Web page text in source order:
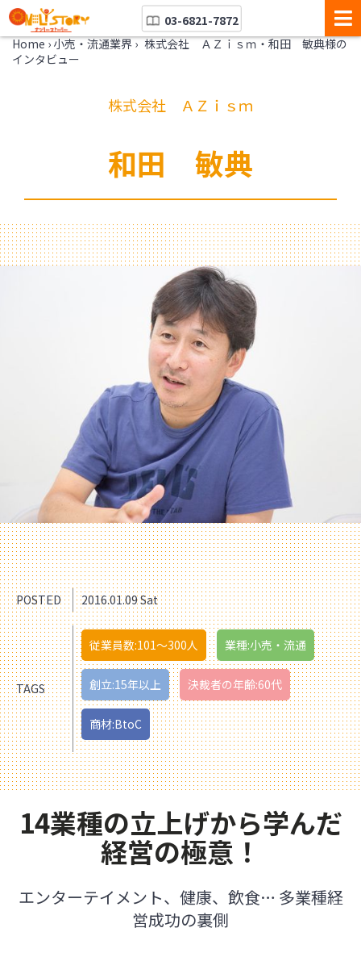
03-6821-7872
Home › 小売・流通業界 › 株式会社 ＡＺｉｓｍ・和田 敏典様の
インタビュー
株式会社 ＡＺｉｓｍ
和田 敏典
POSTED 2016.01.09 Sat
TAGS
従業員数:101〜300人 業種:小売・流通
創立:15年以上 決裁者の年齢:60代
商材:BtoC
14業種の立上げから学んだ
経営の極意！
エンターテイメント、健康、飲食… 多業種経
営成功の裏側